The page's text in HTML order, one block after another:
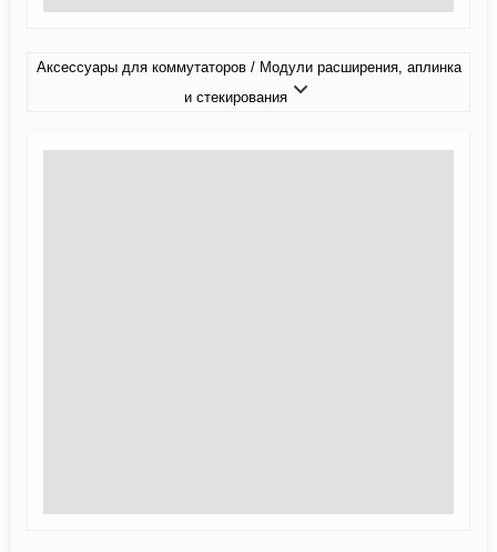
Аксессуары для коммутаторов / Модули расширения, аплинка
и стекирования